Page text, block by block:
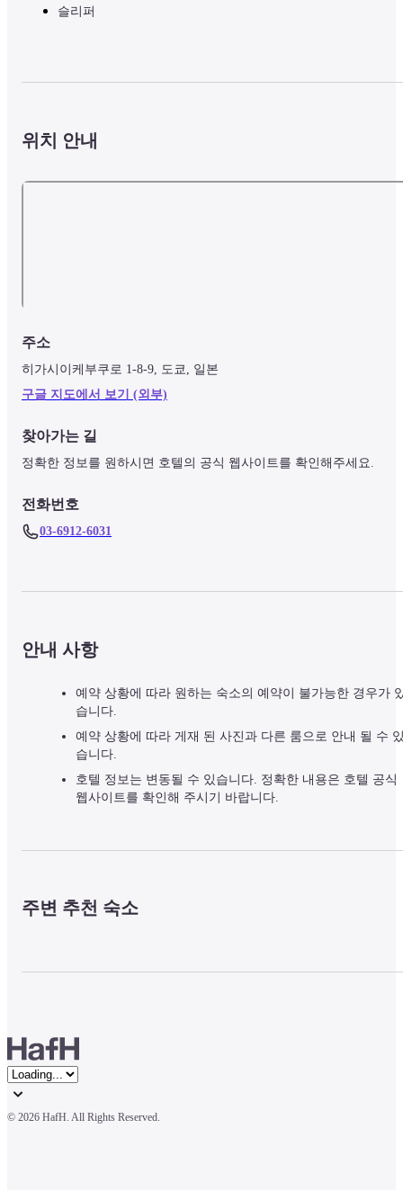
슬리퍼
위치 안내
주소
히가시이케부쿠로 1-8-9, 도쿄, 일본
구글 지도에서 보기 (외부)
찾아가는 길
정확한 정보를 원하시면 호텔의 공식 웹사이트를 확인해주세요.
전화번호
03-6912-6031
안내 사항
예약 상황에 따라 원하는 숙소의 예약이 불가능한 경우가
습니다.
예약 상황에 따라 게재 된 사진과 다른 룸으로 안내 될 수
습니다.
호텔 정보는 변동될 수 있습니다. 정확한 내용은 호텔 공식
웹사이트를 확인해 주시기 바랍니다.
주변 추천 숙소
© 2026 HafH. All Rights Reserved.